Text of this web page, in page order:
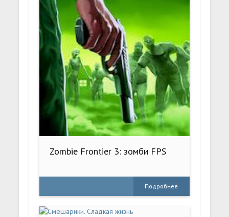
Zombie Frontier 3: зомби FPS
Подробнее